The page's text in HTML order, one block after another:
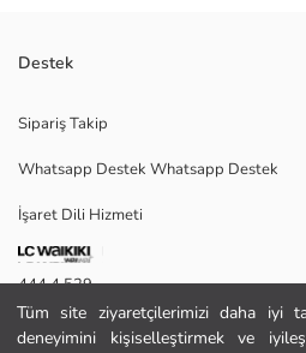
Tüm site ziyaretçilerimizi daha iyi
deneyimini kişiselleştirmek ve
Dört Mevsim Taş Renk Erkek Gömlek
Satıcı:
Marka:
Cinsiyet:
Kalıp:
Paket İçeriği:
Destek
Sipariş Takip
Whatsapp Destek Whatsapp Destek
İşaret Dili Hizmeti
444 4 529
İletişim Formu